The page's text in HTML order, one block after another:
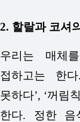
2. 할랄과 코셔
우리는 매체
접하고는 한
못하다’, ‘꺼림
한다. 정한 음